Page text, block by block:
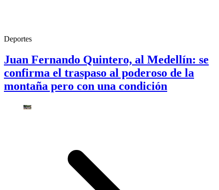
Deportes
Juan Fernando Quintero, al Medellín: se
confirma el traspaso al poderoso de la
montaña pero con una condición